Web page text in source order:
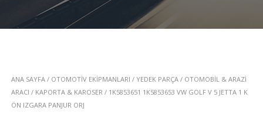
ANA SAYFA / OTOMOTIV EKIPMANLARI / YEDEK PARÇA / OTOMOBIL & ARAZI
ARACI / KAPORTA & KAROSER / 1K5853651 1K5853653 VW GOLF V 5 JETTA 1 K
ÖN IZGARA PANJUR ORJ